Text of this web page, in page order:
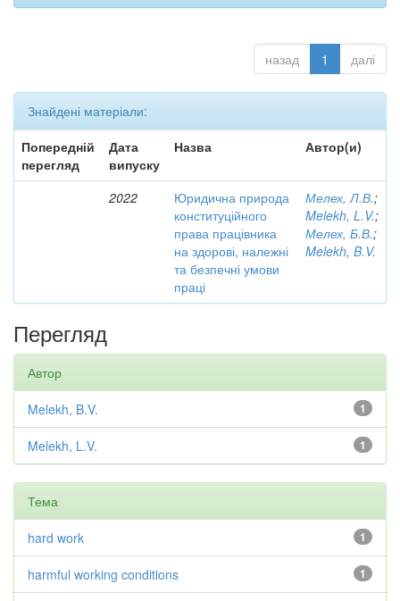
назад 1 далі
Знайдені матеріали:
Попередній
перегляд
Дата
випуску
Назва Автор(и)
2022
Юридична природа
конституційного
права працівника
на здорові, належні
та безпечні умови
праці
Мелех, Л.В.;
Melekh, L.V.;
Мелех, Б.В.;
Melekh, B.V.
Перегляд
Автор
1
Melekh, B.V.
1
Melekh, L.V.
Тема
1
hard work
1
harmful working conditions